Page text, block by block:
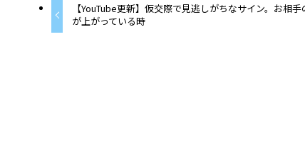
【YouTube更新】仮交際で見逃しがちなサイン。お相
が上がっている時